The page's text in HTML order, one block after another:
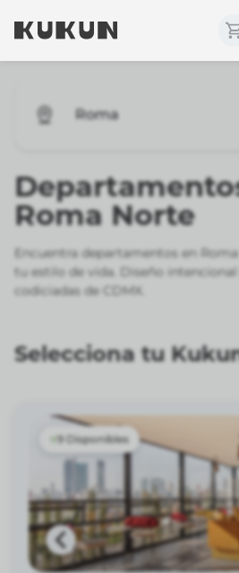
Roma
Roma Norte
Encuentra departamentos en
tu estilo de vida. Diseño
codiciadas de CDMX.
Selecciona tu
9 Disponibles